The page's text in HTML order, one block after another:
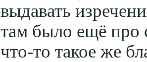
выдавать
там было ещё про
что-то такое же